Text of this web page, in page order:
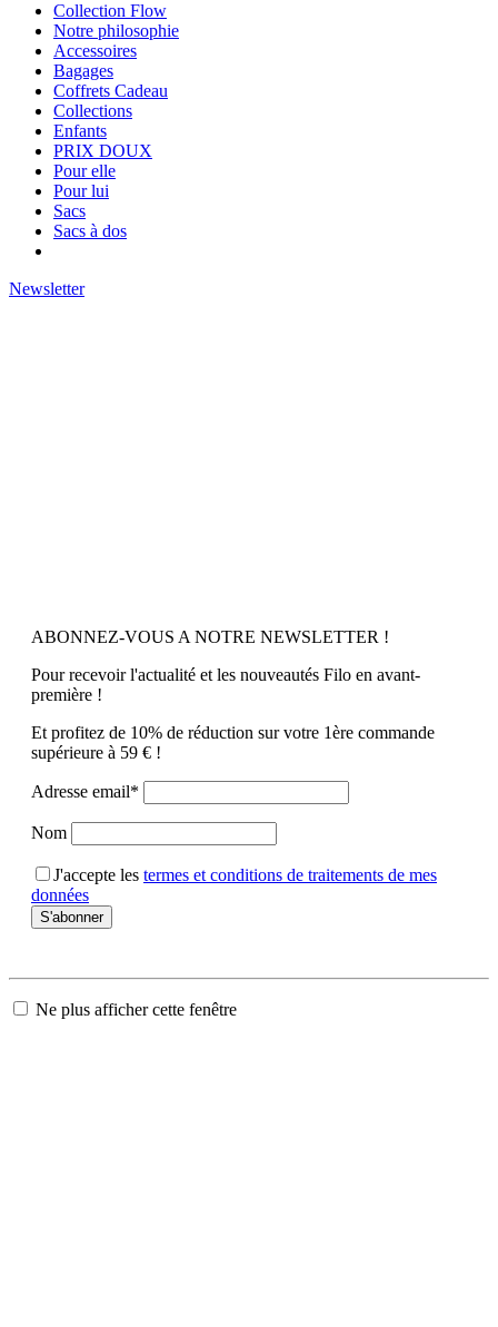
Collection Flow
Notre philosophie
Accessoires
Bagages
Coffrets Cadeau
Collections
Enfants
PRIX DOUX
Pour elle
Pour lui
Sacs
Sacs à dos
Newsletter
ABONNEZ-VOUS A NOTRE NEWSLETTER !
Pour recevoir l'actualité et les nouveautés Filo en avant-
première !
Et profitez de 10% de réduction sur votre 1ère commande
supérieure à 59 € !
Adresse email*
Nom
J'accepte les termes et conditions de traitements de mes
données
Ne plus afficher cette fenêtre